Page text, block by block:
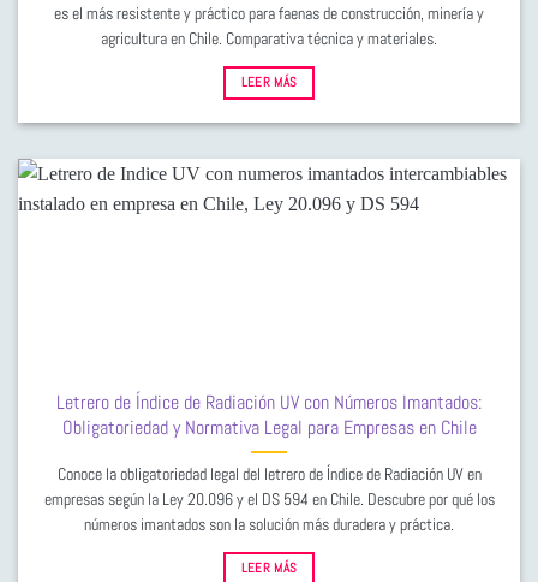
es el más resistente y práctico para faenas de construcción, minería y
agricultura en Chile. Comparativa técnica y materiales.
LEER MÁS
Letrero de Índice de Radiación UV con Números Imantados:
Obligatoriedad y Normativa Legal para Empresas en Chile
Conoce la obligatoriedad legal del letrero de Índice de Radiación UV en
empresas según la Ley 20.096 y el DS 594 en Chile. Descubre por qué los
números imantados son la solución más duradera y práctica.
LEER MÁS